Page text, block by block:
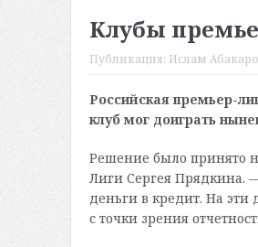
Клубы
Публикация: Ислам
Российская премьер-
клуб мог доиграть
Решение было принято
Лиги Сергея Прядкина.
деньги в кредит. На эти
с точки зрения